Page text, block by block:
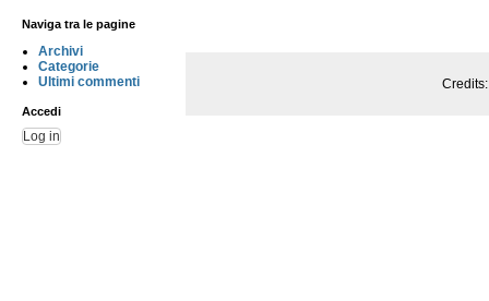
Naviga tra le pagine
Archivi
Categorie
Ultimi commenti
Accedi
Log in